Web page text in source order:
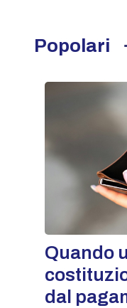
Popolari
Quando
dal